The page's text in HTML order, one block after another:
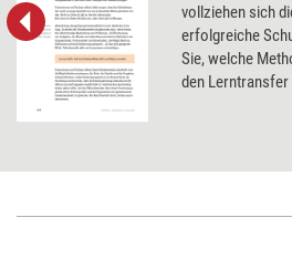
vollziehen sich
erfolgreiche
Sie, welche
den